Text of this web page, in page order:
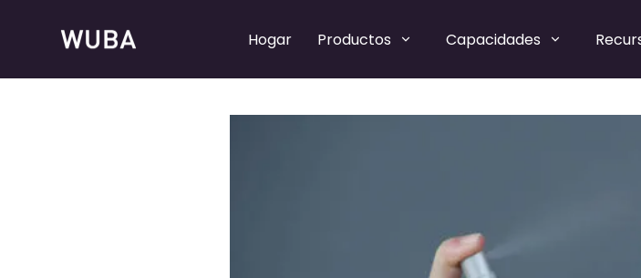
Hogar Productos Capacidades
Bombas de perfume recargables